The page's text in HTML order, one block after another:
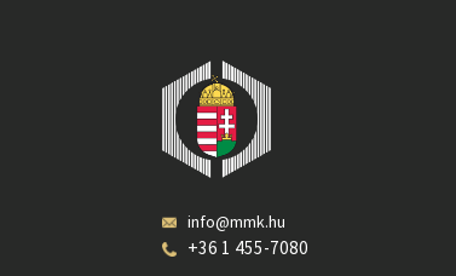
info@mmk.hu
+36 1 455-7080